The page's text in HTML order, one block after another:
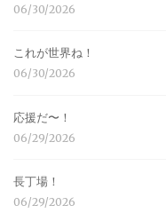
06/30/2026
これが世界ね！
06/30/2026
応援だ〜！
06/29/2026
長丁場！
06/29/2026